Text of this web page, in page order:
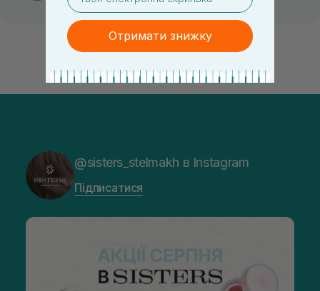
@sisters_stelmakh в Instagram
Підписатися
Отримати знижку